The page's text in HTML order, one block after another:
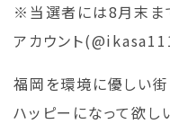
※当選者には8月末ま
アカウント
福岡を環境に優しい
ハッピーになって欲し